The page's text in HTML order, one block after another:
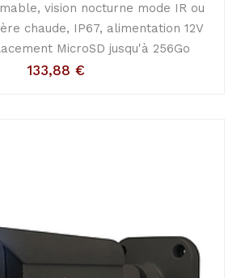
vision nocturne mode IR ou
chaude, IP67, alimentation 12V
MicroSD jusqu'à 256Go
133,88 €